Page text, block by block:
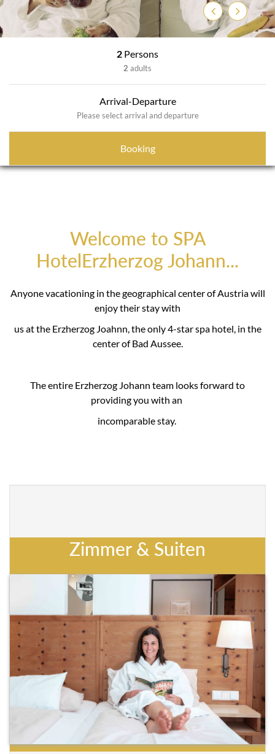
Previous
Next
2 Persons
2 adults
Arrival-Departure
Please select arrival and departure
Booking
Welcome to SPA
HotelErzherzog Johann...
Anyone vacationing in the geographical center of Austria will
enjoy their stay with
us at the Erzherzog Joahnn, the only 4-star spa hotel, in the
center of Bad Aussee.
The entire Erzherzog Johann team looks forward to
providing you with an
incomparable stay.
Zimmer & Suiten